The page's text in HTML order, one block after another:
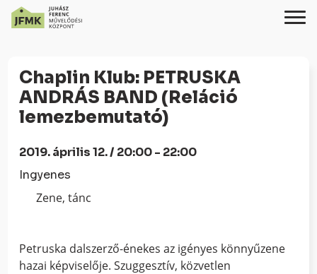
Content
navigációhoz
Chaplin Klub: PETRUSKA
ANDRÁS BAND (Reláció
lemezbemutató)
2019. április 12. / 20:00 - 22:00
Ingyenes
Zene, tánc
Petruska dalszerző-énekes az igényes könnyűzene
hazai képviselője. Szuggesztív, közvetlen